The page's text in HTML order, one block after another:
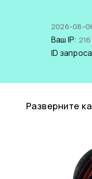
2026-08-
Ваш IP:
ID
Разверните